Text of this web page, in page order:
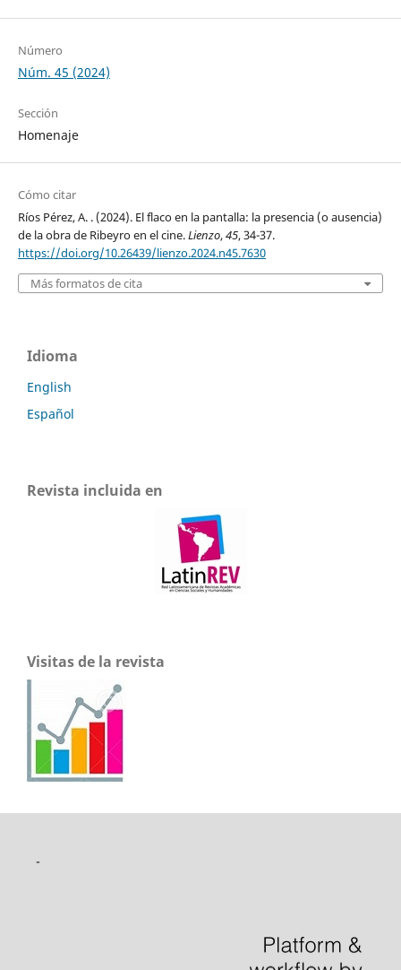
Número
Núm. 45 (2024)
Sección
Homenaje
Cómo citar
Ríos Pérez, A. . (2024). El flaco en la pantalla: la presencia (o ausencia)
de la obra de Ribeyro en el cine.Lienzo,45, 34-37.
https://doi.org/10.26439/lienzo.2024.n45.7630
Más formatos de cita
Idioma
English
Español
Revista incluida en
Visitas de la revista
-